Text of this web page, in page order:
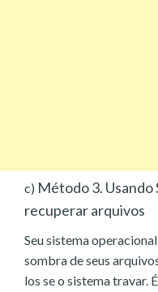
c) Método 3. Usando
recuperar arquivos
Seu sistema
sombra de seus
los se o sistema travar.